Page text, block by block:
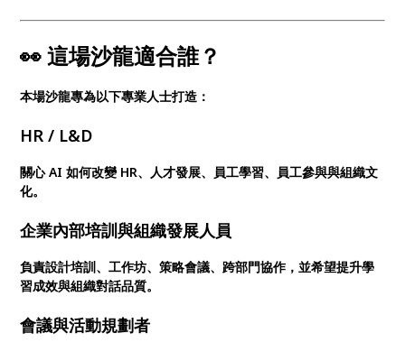
👀 這場沙龍適合誰？
本場沙龍專為以下專業人士打造：
HR / L&D
關心 AI 如何改變 HR、人才發展、員工學習、員工參與與組織文
化。
企業內部培訓與組織發展人員
負責設計培訓、工作坊、策略會議、跨部門協作，並希望提升學
習成效與組織對話品質。
會議與活動規劃者